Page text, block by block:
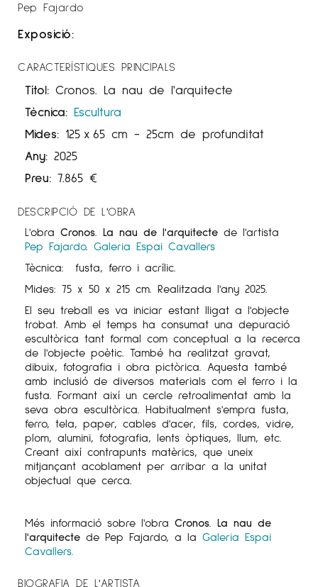
Pep Fajardo
Exposició:
CARACTERÍSTIQUES PRINCIPALS
Títol: Cronos. La nau de l'arquitecte
Tècnica: Escultura
Mides: 125 x 65 cm - 25cm de profunditat
Any: 2025
Preu: 7.865 €
DESCRIPCIÓ DE L'OBRA
L'obra Cronos. La nau de l'arquitecte de l'artista
Pep Fajardo. Galeria Espai Cavallers
Tècnica: fusta, ferro i acrílic.
Mides: 75 x 50 x 215 cm. Realitzada l'any 2025.
El seu treball es va iniciar estant lligat a l'objecte
trobat. Amb el temps ha consumat una depuració
escultòrica tant formal com conceptual a la recerca
de l'objecte poètic. També ha realitzat gravat,
dibuix, fotografia i obra pictòrica. Aquesta també
amb inclusió de diversos materials com el ferro i la
fusta. Formant així un cercle retroalimentat amb la
seva obra escultòrica. Habitualment s'empra fusta,
ferro, tela, paper, cables d'acer, fils, cordes, vidre,
plom, alumini, fotografia, lents òptiques, llum, etc.
Creant així contrapunts matèrics, que uneix
mitjançant acoblament per arribar a la unitat
objectual que cerca.
Més informació sobre l'obra Cronos. La nau de
l'arquitecte de Pep Fajardo, a la Galeria Espai
Cavallers.
BIOGRAFIA DE L'ARTISTA